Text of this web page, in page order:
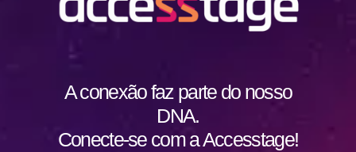
A conexão faz parte do nosso
DNA.
Conecte-se com a Accesstage!